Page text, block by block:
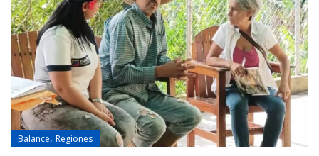
Balance, Regiones